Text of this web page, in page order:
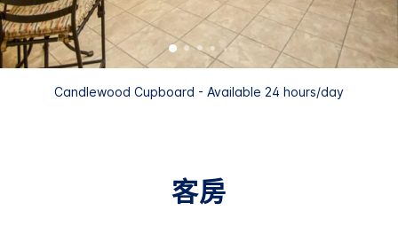
Candlewood Cupboard - Available 24 hours/day
客房